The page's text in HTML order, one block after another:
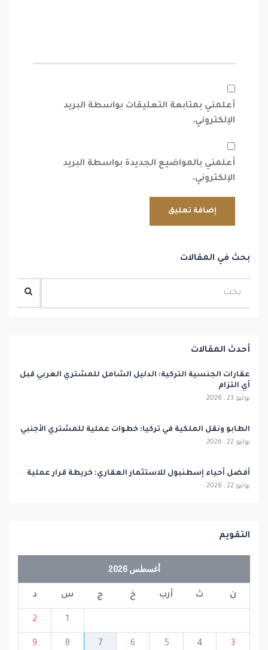
أعلمني بمتابعة التعليقات بواسطة البريد
الإلكتروني.
أعلمني بالمواضيع الجديدة بواسطة البريد
الإلكتروني.
بحث في المقالات
أحدث المقالات
عقارات الجنسية التركية: الدليل الشامل للمشتري العربي قبل
أي التزام
يوليو 23 , 2026
الطابو ونقل الملكية في تركيا: خطوات عملية للمشتري الأجنبي
يوليو 22 , 2026
أفضل أحياء إسطنبول للاستثمار العقاري: خريطة قرار عملية
يوليو 22 , 2026
التقويم
أغسطس 2026
ن ث أرب خ ج س د
1
2
3
4
5
6
7
8
9